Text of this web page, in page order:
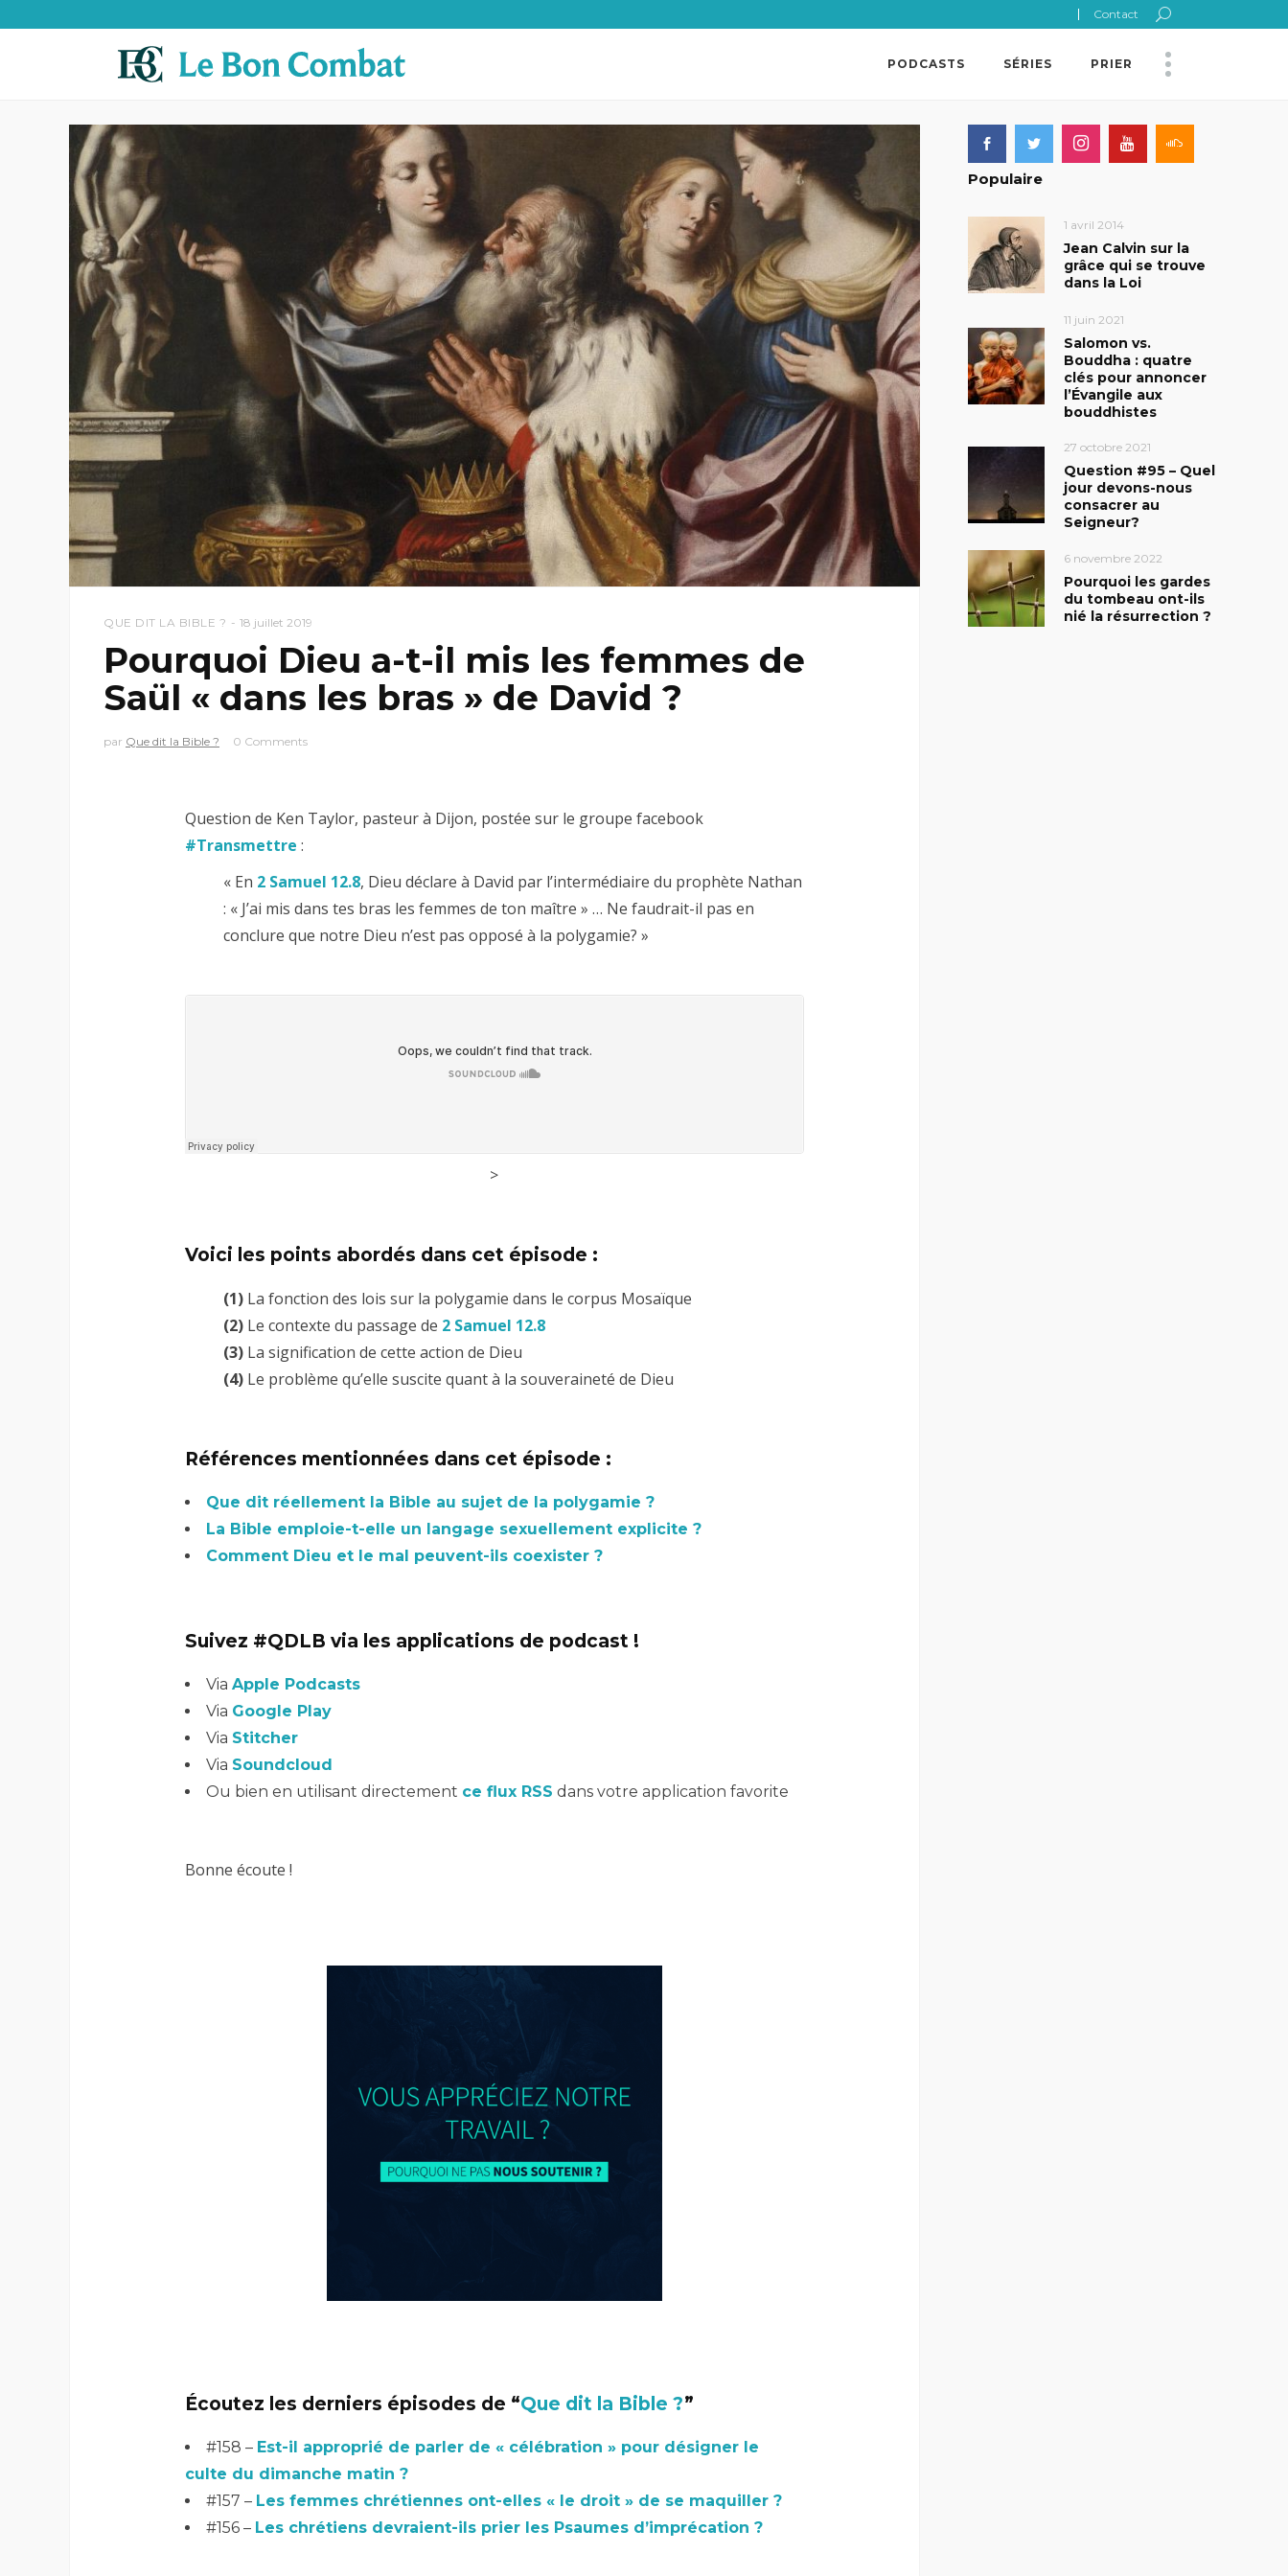
Contact
PODCASTS SÉRIES PRIER
QUE DIT LA BIBLE ? 18 juillet 2019
Pourquoi Dieu a-t-il mis les femmes de
Saül « dans les bras » de David ?
par Que dit la Bible ? 0 Comments
Question de Ken Taylor, pasteur à Dijon, postée sur le groupe facebook
#Transmettre :
« En 2 Samuel 12.8, Dieu déclare à David par l’intermédiaire du prophète Nathan
: « J’ai mis dans tes bras les femmes de ton maître » … Ne faudrait-il pas en
conclure que notre Dieu n’est pas opposé à la polygamie? »
>
Voici les points abordés dans cet épisode :
(1) La fonction des lois sur la polygamie dans le corpus Mosaïque
(2) Le contexte du passage de 2 Samuel 12.8
(3) La signification de cette action de Dieu
(4) Le problème qu’elle suscite quant à la souveraineté de Dieu
Références mentionnées dans cet épisode :
Que dit réellement la Bible au sujet de la polygamie ?
La Bible emploie-t-elle un langage sexuellement explicite ?
Comment Dieu et le mal peuvent-ils coexister ?
Suivez #QDLB via les applications de podcast !
Via Apple Podcasts
Via Google Play
Via Stitcher
Via Soundcloud
Ou bien en utilisant directement ce flux RSS dans votre application favorite
Bonne écoute !
Écoutez les derniers épisodes de “Que dit la Bible ?”
#158 – Est-il approprié de parler de « célébration » pour désigner le
culte du dimanche matin ?
#157 – Les femmes chrétiennes ont-elles « le droit » de se maquiller ?
#156 – Les chrétiens devraient-ils prier les Psaumes d’imprécation ?
Populaire
1 avril 2014
Jean Calvin sur la
grâce qui se trouve
dans la Loi
11 juin 2021
Salomon vs.
Bouddha : quatre
clés pour annoncer
l’Évangile aux
bouddhistes
27 octobre 2021
Question #95 – Quel
jour devons-nous
consacrer au
Seigneur?
6 novembre 2022
Pourquoi les gardes
du tombeau ont-ils
nié la résurrection ?